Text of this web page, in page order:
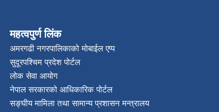
महत्वपुर्ण लिंक
अमरगढी नगरपालिकाको मोबाईल एप्प
सुदूरपश्चिम प्रदेश पोर्टल
लोक सेवा आयोग
नेपाल सरकारको आधिकारिक पोर्टल
सङ्घीय मामिला तथा सामान्य प्रशासन मन्त्रालय